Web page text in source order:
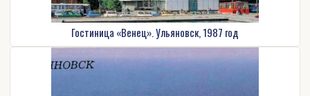
Гостиница «Венец». Ульяновск, 1987 год